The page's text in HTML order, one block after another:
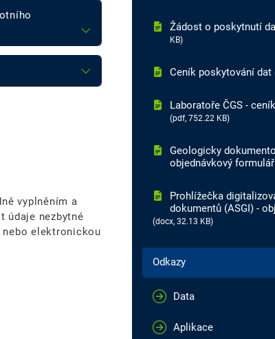
vyplněním a
údaje nezbytné
elektronickou
Žádost o poskytnutí
KB)
Ceník poskytování dat
Laboratoře ČGS -
(pdf, 752.22 KB)
Geologicky
objednávkový formulář
Prohlížečka
dokumentů (ASGI) -
(docx, 32.13 KB)
Odkazy
Data
Aplikace